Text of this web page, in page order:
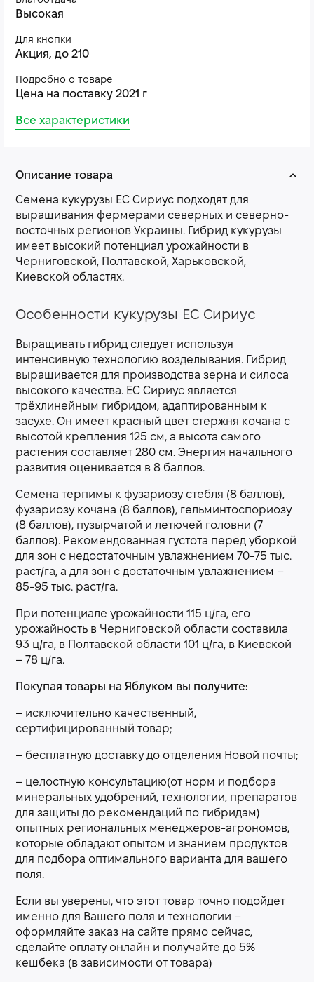
Высокая
Для кнопки
Акция, до 210
Подробно о товаре
Цена на поставку 2021 г
Все характеристики
Описание товара
Семена кукурузы ЕС Сириус подходят для
выращивания фермерами северных и северно-
восточных регионов Украины. Гибрид кукурузы
имеет высокий потенциал урожайности в
Черниговской, Полтавской, Харьковской,
Киевской областях.
Особенности кукурузы ЕС Сириус
Выращивать гибрид следует используя
интенсивную технологию возделывания. Гибрид
выращивается для производства зерна и силоса
высокого качества. ЕС Сириус является
трёхлинейным гибридом, адаптированным к
засухе. Он имеет красный цвет стержня кочана с
высотой крепления 125 см, а высота самого
растения составляет 280 см. Энергия начального
развития оценивается в 8 баллов.
Семена терпимы к фузариозу стебля (8 баллов),
фузариозу кочана (8 баллов), гельминтоспориозу
(8 баллов), пузырчатой и летючей головни (7
баллов). Рекомендованная густота перед уборкой
для зон с недостаточным увлажнением 70-75 тыс.
раст/га, а для зон с достаточным увлажнением –
85-95 тыс. раст/га.
При потенциале урожайности 115 ц/га, его
урожайность в Черниговской области составила
93 ц/га, в Полтавской области 101 ц/га, в Киевской
– 78 ц/га.
Покупая товары на Яблуком вы получите:
– исключительно качественный,
сертифицированный товар;
– бесплатную доставку до отделения Новой почты;
– целостную консультацию(от норм и подбора
минеральных удобрений, технологии, препаратов
для защиты до рекомендаций по гибридам)
опытных региональных менеджеров-агрономов,
которые обладают опытом и знанием продуктов
для подбора оптимального варианта для вашего
поля.
Если вы уверены, что этот товар точно подойдет
именно для Вашего поля и технологии –
оформляйте заказ на сайте прямо сейчас,
сделайте оплату онлайн и получайте до 5%
кешбека (в зависимости от товара)